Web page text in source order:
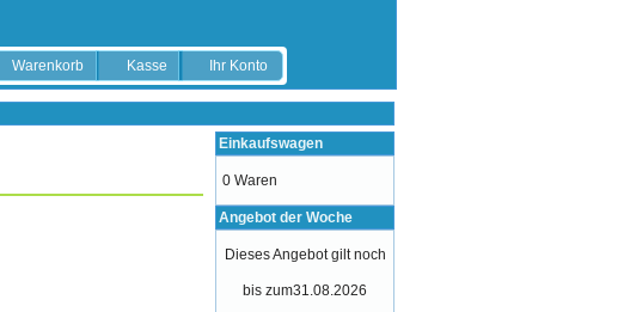
Warenkorb Kasse Ihr Konto
Einkaufswagen
0 Waren
Angebot der Woche
Dieses Angebot gilt noch
bis zum31.08.2026